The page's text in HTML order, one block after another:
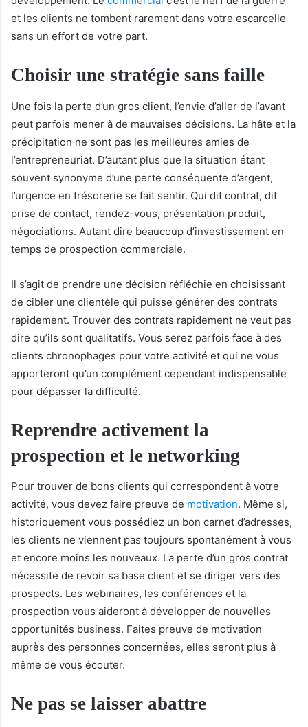
et les clients ne tombent rarement dans votre escarcelle
sans un effort de votre part.
Choisir une stratégie sans faille
Une fois la perte d’un gros client, l’envie d’aller de l’avant
peut parfois mener à de mauvaises décisions. La hâte et la
précipitation ne sont pas les meilleures amies de
l’entrepreneuriat. D’autant plus que la situation étant
souvent synonyme d’une perte conséquente d’argent,
l’urgence en trésorerie se fait sentir. Qui dit contrat, dit
prise de contact, rendez-vous, présentation produit,
négociations. Autant dire beaucoup d’investissement en
temps de prospection commerciale.
Il s’agit de prendre une décision réfléchie en choisissant
de cibler une clientèle qui puisse générer des contrats
rapidement. Trouver des contrats rapidement ne veut pas
dire qu’ils sont qualitatifs. Vous serez parfois face à des
clients chronophages pour votre activité et qui ne vous
apporteront qu’un complément cependant indispensable
pour dépasser la difficulté.
Reprendre activement la
prospection et le networking
Pour trouver de bons clients qui correspondent à votre
activité, vous devez faire preuve de motivation. Même si,
historiquement vous possédiez un bon carnet d’adresses,
les clients ne viennent pas toujours spontanément à vous
et encore moins les nouveaux. La perte d’un gros contrat
nécessite de revoir sa base client et se diriger vers des
prospects. Les webinaires, les conférences et la
prospection vous aideront à développer de nouvelles
opportunités business. Faites preuve de motivation
auprès des personnes concernées, elles seront plus à
même de vous écouter.
Ne pas se laisser abattre